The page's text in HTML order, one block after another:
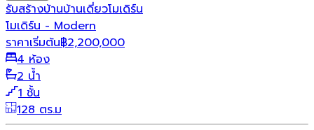
รับสร้างบ้านบ้านเดี่ยวโมเดิร์น
โมเดิร์น - Modern
ราคาเริ่มต้น฿2,200,000
4 ห้อง
2 น้ำ
1 ชั้น
128 ตร.ม